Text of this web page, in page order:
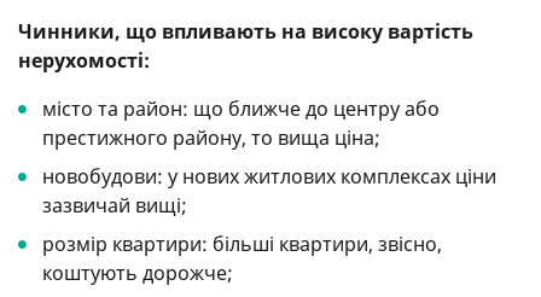
Чинники, що впливають на високу вартість
нерухомості:
місто та район: що ближче до центру або
престижного району, то вища ціна;
новобудови: у нових житлових комплексах ціни
зазвичай вищі;
розмір квартири: більші квартири, звісно,
коштують дорожче;